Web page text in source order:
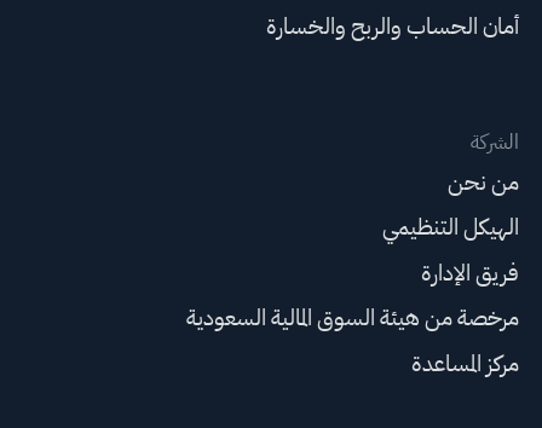
أمان الحساب والربح والخسارة
الشركة
من نحن
الهيكل التنظيمي
فريق الإدارة
مرخصة من هيئة السوق المالية السعودية
مركز المساعدة